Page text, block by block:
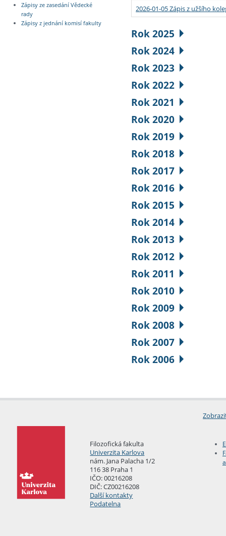
Zápisy ze zasedání Vědecké
rady
Zápisy z jednání komisí fakulty
2026-01-05 Zápis z užšího
Rok 2025
Rok 2024
Rok 2023
Rok 2022
Rok 2021
Rok 2020
Rok 2019
Rok 2018
Rok 2017
Rok 2016
Rok 2015
Rok 2014
Rok 2013
Rok 2012
Rok 2011
Rok 2010
Rok 2009
Rok 2008
Rok 2007
Rok 2006
Filozofická fakulta
Univerzita Karlova
nám. Jana Palacha 1/2
116 38 Praha 1
IČO: 00216208
DIČ: CZ00216208
Další kontakty
Podatelna